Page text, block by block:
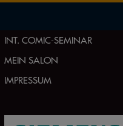
INT. COMIC-SEMINAR
MEIN SALON
IMPRESSUM